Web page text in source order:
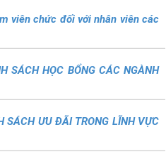
viên chức đối với nhân viên các
SÁCH HỌC BỔNG CÁC NGÀNH
SÁCH ƯU ĐÃI TRONG LĨNH VỰC